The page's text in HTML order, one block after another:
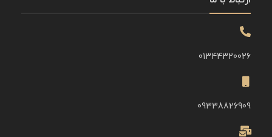
01344320026
09338826909